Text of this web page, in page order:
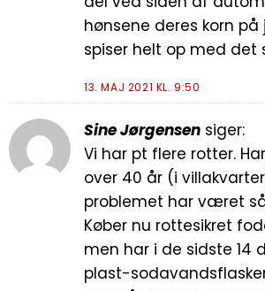
hønsene deres korn
spiser helt op med det
13. MAJ 2021 KL. 9:50
Sine Jørgensen siger:
Vi har pt flere rotter.
over 40 år (i
problemet har været
Køber nu rottesikret
men har i de sidste 14
plast-